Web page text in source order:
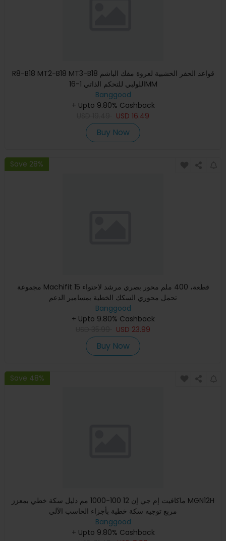
R8-B18 MT2-B18 MT3-B18 قواعد الحفر الخشبية لعروة مفك الباشم
اللولبي للتحكم الذاتي 1-16MM
Banggood
+ Upto 9.80% Cashback
USD 16.49
Buy Now
Save 28%
مجموعة Machifit 15 قطعة، 400 ملم محور بصري مرشد لاحتواء
تحمل محوري السكك الخطية بمسامير الدعم
Banggood
+ Upto 9.80% Cashback
USD 23.99
Buy Now
Save 48%
ماكافيت إم جي إن 12 100-1000 مم دليل سكة خطي بمعزز MGN12H
مربع توجيه سكة خطية بأجزاء الحاسب الآلي
Banggood
+ Upto 9.80% Cashback